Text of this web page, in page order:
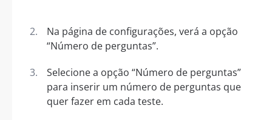
Na página de configurações, verá a opção
“Número de perguntas”.
Selecione a opção “Número de perguntas”
para inserir um número de perguntas que
quer fazer em cada teste.